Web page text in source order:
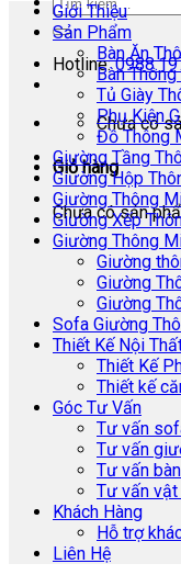
Hotline:
Chưa có
Giỏ hàng
Chưa có sản
Giới Thiệu
Sản Phẩm
Bàn Ăn
Bàn
Tủ Giày
Phụ Kiện
Đồ Thông
Giường Tầng
Giường Hộp
Giường Thông
Giường Xếp
Giường Thông
Giường
Giường
Giường
Sofa Giường
Thiết Kế Nội
Thiết Kế
Thiết kế
Góc Tư Vấn
Tư vấn
Tư vấn
Tư vấn
Tư vấn vật
Khách Hàng
Hỗ trợ
Liên Hệ